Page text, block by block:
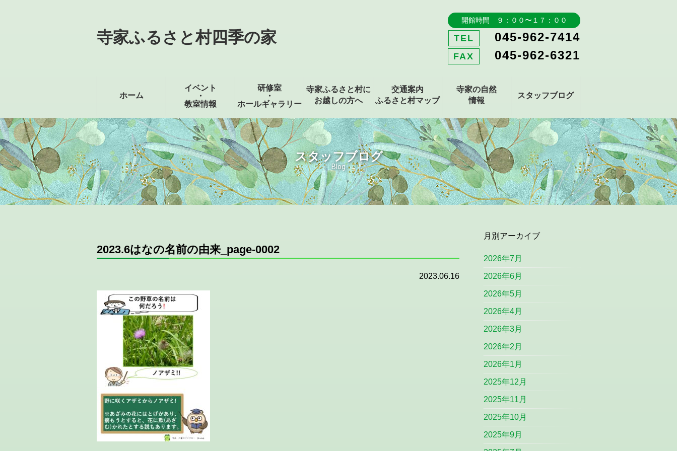
寺家ふるさと村四季の家
開館時間 ９：００〜１７：００
TEL 045-962-7414
FAX 045-962-6321
ホーム
イベント
・
教室情報
研修室
・
ホールギャラリー
寺家ふるさと村に
お越しの方へ
交通案内
ふるさと村マップ
寺家の自然
情報
スタッフブログ
スタッフブログ
Blog
2023.6はなの名前の由来_page-0002
2023.06.16
月別アーカイブ
2026年7月
2026年6月
2026年5月
2026年4月
2026年3月
2026年2月
2026年1月
2025年12月
2025年11月
2025年10月
2025年9月